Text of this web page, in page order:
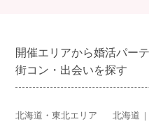
開催エリアから婚活パー
街コン・出会いを探す
北海道・東北エリア 北海道